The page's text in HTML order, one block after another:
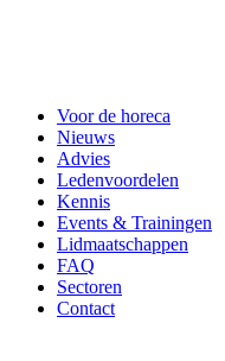
Voor de horeca
Nieuws
Advies
Ledenvoordelen
Kennis
Events & Trainingen
Lidmaatschappen
FAQ
Sectoren
Contact